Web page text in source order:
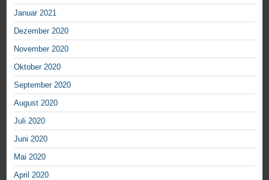
Januar 2021
Dezember 2020
November 2020
Oktober 2020
September 2020
August 2020
Juli 2020
Juni 2020
Mai 2020
April 2020